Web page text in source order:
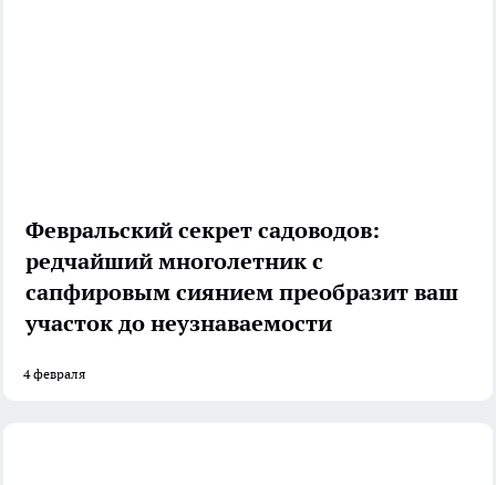
Февральский секрет садоводов:
редчайший многолетник с
сапфировым сиянием преобразит ваш
участок до неузнаваемости
4 февраля